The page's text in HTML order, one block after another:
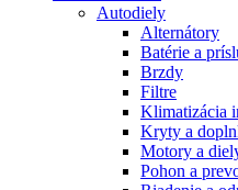
Autodiely
Alternátory
Batérie a
Brzdy
Filtre
Klimatizácia
Kryty a
Motory a
Pohon a